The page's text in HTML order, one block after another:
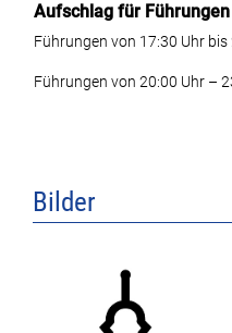
Aufschlag für
Führungen von 17:30 Uhr bis
Führungen von 20:00 Uhr –
Bilder